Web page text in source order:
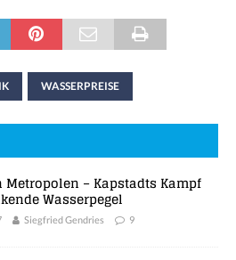
WASSERPREISE
Metropolen – Kapstadts Kampf
Wasserpegel
Siegfried Gendries 9